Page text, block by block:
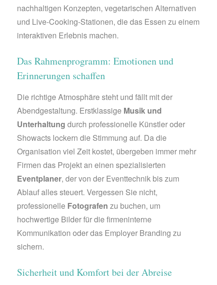
nachhaltigen Konzepten, vegetarischen Alternativen
und Live-Cooking-Stationen, die das Essen zu einem
interaktiven Erlebnis machen.
Das Rahmenprogramm: Emotionen und
Erinnerungen schaffen
Die richtige Atmosphäre steht und fällt mit der
Abendgestaltung. Erstklassige Musik und
Unterhaltung durch professionelle Künstler oder
Showacts lockern die Stimmung auf. Da die
Organisation viel Zeit kostet, übergeben immer mehr
Firmen das Projekt an einen spezialisierten
Eventplaner, der von der Eventtechnik bis zum
Ablauf alles steuert. Vergessen Sie nicht,
professionelle Fotografen zu buchen, um
hochwertige Bilder für die firmeninterne
Kommunikation oder das Employer Branding zu
sichern.
Sicherheit und Komfort bei der Abreise